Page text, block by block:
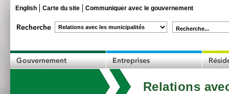
English Carte du site Communiquer avec le gouvernement
Recherche...
Relations